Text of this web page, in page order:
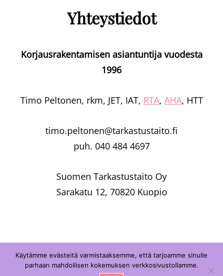
Yhteystiedot
Korjausrakentamisen asiantuntija vuodesta
1996
Timo Peltonen, rkm, JET, IAT, RTA, AHA, HTT
timo.peltonen@tarkastustaito.fi
puh. 040 484 4697
Suomen Tarkastustaito Oy
Sarakatu 12, 70820 Kuopio
Copyright © 2026Suomen Tarkastustaito Oy|Signify ByWEN
Käytämme evästeitä varmistaaksemme, että tarjoamme sinulle
parhaan mahdollisen kokemuksen verkkosivustollamme.